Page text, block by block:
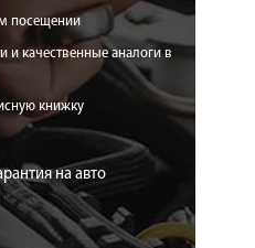
посещении
и качественные аналоги в
книжку
на авто